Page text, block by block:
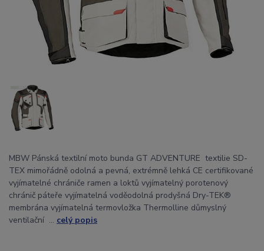
MBW Pánská textilní moto bunda GT ADVENTURE textilie SD-
TEX mimořádně odolná a pevná, extrémně lehká CE certifikované
vyjímatelné chrániče ramen a loktů vyjímatelný porotenový
chránič páteře vyjímatelná voděodolná prodyšná Dry-TEK®
membrána vyjímatelná termovložka Thermolline důmyslný
ventilační ... celý popis